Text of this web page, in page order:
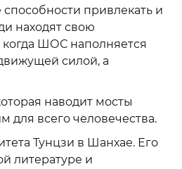
привлекать и
находят свою
ШОС наполняется
силой, а
наводит мосты
всего человечества.
Тунцзи в Шанхае. Его
литературе и